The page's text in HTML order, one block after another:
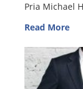
Pria Michael
Read More